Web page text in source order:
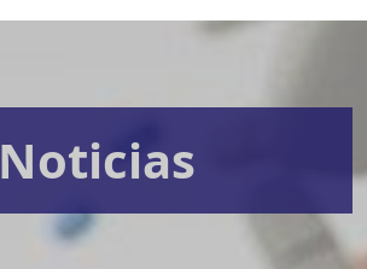
Noticias